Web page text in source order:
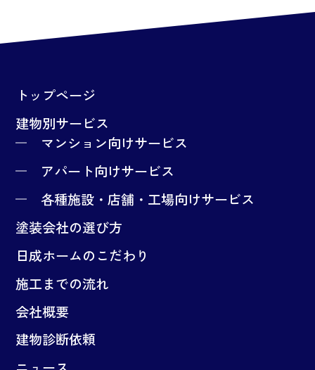
トップページ
建物別サービス
マンション向けサービス
アパート向けサービス
各種施設・店舗・工場向けサービス
塗装会社の選び方
日成ホームのこだわり
施工までの流れ
会社概要
建物診断依頼